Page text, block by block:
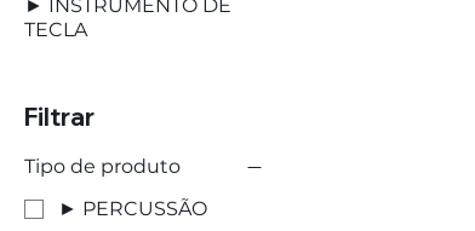
► INSTRUMENTO DE
TECLA
Filtrar
Tipo de produto
► PERCUSSÃO